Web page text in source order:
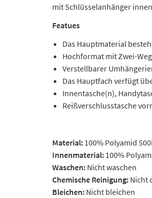
mit Schlüsselanhänger
Featues
Das Hauptmaterial
Hochformat mit Zwei-
Verstellbarer
Das Hauptfach verfügt
Innentasche(n),
Reißverschlusstasche
Material: 100% Polyamid
Innenmaterial: 100%
Waschen: Nicht waschen
Chemische Reinigung: Nicht
Bleichen: Nicht bleichen